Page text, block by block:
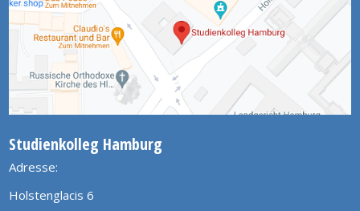
Studienkolleg Hamburg
Adresse:
Holstenglacis 6